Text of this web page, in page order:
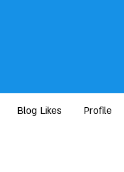
Profile
Blog Likes